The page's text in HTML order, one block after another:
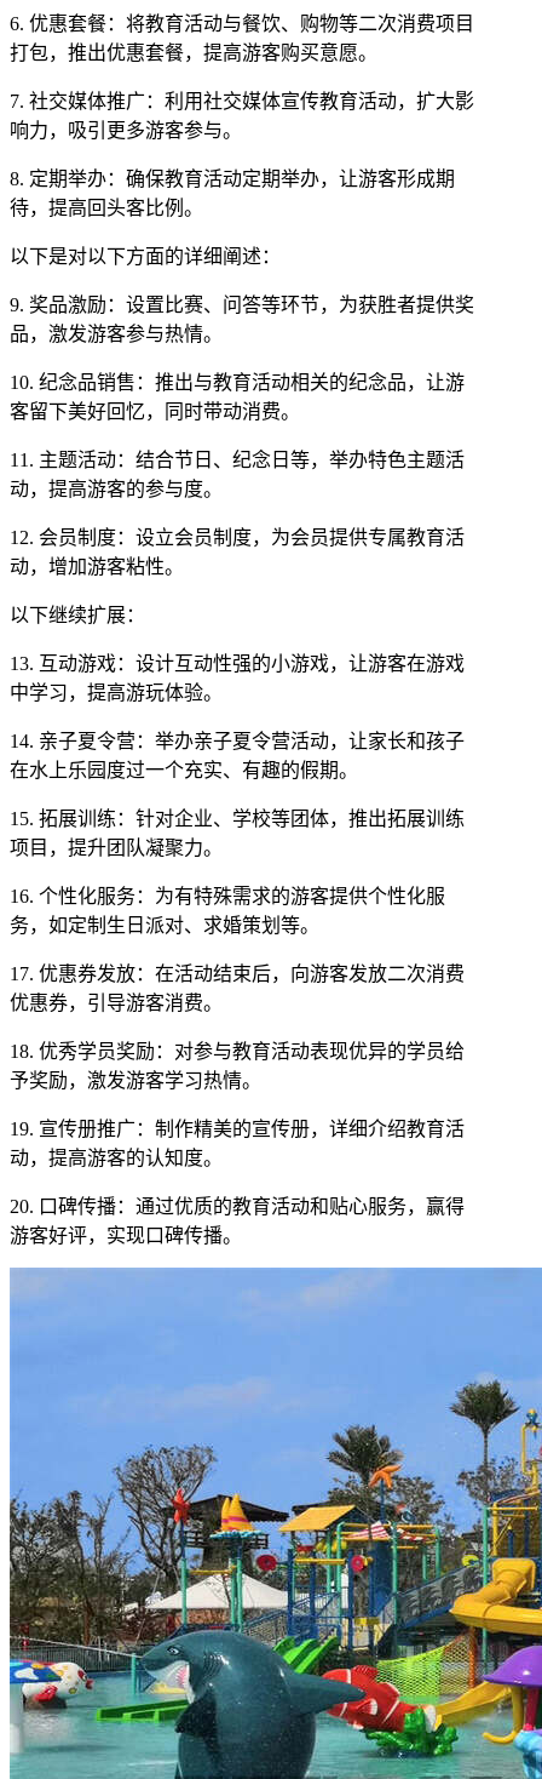
6. 优惠套餐：将教育活动与餐饮、购物等二次消费项目
打包，推出优惠套餐，提高游客购买意愿。
7. 社交媒体推广：利用社交媒体宣传教育活动，扩大影
响力，吸引更多游客参与。
8. 定期举办：确保教育活动定期举办，让游客形成期
待，提高回头客比例。
以下是对以下方面的详细阐述：
9. 奖品激励：设置比赛、问答等环节，为获胜者提供奖
品，激发游客参与热情。
10. 纪念品销售：推出与教育活动相关的纪念品，让游
客留下美好回忆，同时带动消费。
11. 主题活动：结合节日、纪念日等，举办特色主题活
动，提高游客的参与度。
12. 会员制度：设立会员制度，为会员提供专属教育活
动，增加游客粘性。
以下继续扩展：
13. 互动游戏：设计互动性强的小游戏，让游客在游戏
中学习，提高游玩体验。
14. 亲子夏令营：举办亲子夏令营活动，让家长和孩子
在水上乐园度过一个充实、有趣的假期。
15. 拓展训练：针对企业、学校等团体，推出拓展训练
项目，提升团队凝聚力。
16. 个性化服务：为有特殊需求的游客提供个性化服
务，如定制生日派对、求婚策划等。
17. 优惠券发放：在活动结束后，向游客发放二次消费
优惠券，引导游客消费。
18. 优秀学员奖励：对参与教育活动表现优异的学员给
予奖励，激发游客学习热情。
19. 宣传册推广：制作精美的宣传册，详细介绍教育活
动，提高游客的认知度。
20. 口碑传播：通过优质的教育活动和贴心服务，赢得
游客好评，实现口碑传播。